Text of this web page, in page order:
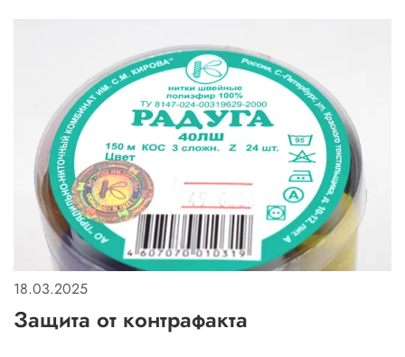
18.03.2025
Защита от контрафакта